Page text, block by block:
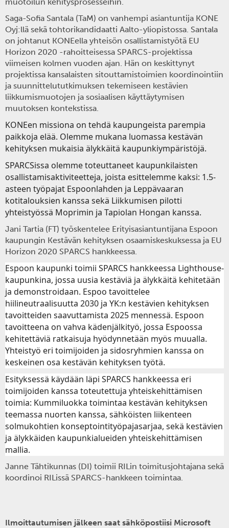
Saga-Sofia Santala (TaM) on vanhempi asiantuntija KONE
Oyj:llä sekä tohtorikandidaatti Aalto-yliopistossa. Santala
on johtanut KONEella yhteisön osallistamistyötä EU
Horizon 2020 -rahoitteisessa SPARCS-projektissa
viimeisen kolmen vuoden ajan. Hän on keskittynyt
projektissa kansalaisten sitouttamistoimien koordinointiin
ja suunnittelututkimuksen tekemiseen kestävien
liikkumismuotojen ja sosiaalisen käyttäytymisen
muutoksen kontekstissa.
KONEen missiona on tehdä kaupungeista parempia
paikkoja elää. Olemme mukana luomassa kestävän
kehityksen mukaisia älykkäitä kaupunkiympäristöjä.
SPARCSissa olemme toteuttaneet kaupunkilaisten
osallistamisaktiviteetteja, joista esittelemme kaksi: 1.5-
asteen työpajat Espoonlahden ja Leppävaaran
kotitalouksien kanssa sekä Liikkumisen pilotti
yhteistyössä Moprimin ja Tapiolan Hongan kanssa.
Jani Tartia (FT) työskentelee Erityisasiantuntijana Espoon
kaupungin Kestävän kehityksen osaamiskeskuksessa ja EU
Horizon 2020 SPARCS hankkeessa.
Espoon kaupunki toimii SPARCS hankkeessa Lighthouse-
kaupunkina, jossa uusia kestäviä ja älykkäitä kehitetään
ja demonstroidaan. Espoo tavoittelee
hiilineutraalisuutta 2030 ja YK:n kestävien kehityksen
tavoitteiden saavuttamista 2025 mennessä. Espoon
tavoitteena on vahva kädenjälkityö, jossa Espoossa
kehitettäviä ratkaisuja hyödynnetään myös muualla.
Yhteistyö eri toimijoiden ja sidosryhmien kanssa on
keskeinen osa kestävän kehityksen työtä.
Esityksessä käydään läpi SPARCS hankkeessa eri
toimijoiden kanssa toteutettuja yhteiskehittämisen
toimia: Kummiluokka toimintaa kestävän kehityksen
teemassa nuorten kanssa, sähköisten liikenteen
solmukohtien konseptointityöpajasarjaa, sekä kestävien
ja älykkäiden kaupunkialueiden yhteiskehittämisen
mallia.
Janne Tähtikunnas (DI) toimii RILin toimitusjohtajana sekä
koordinoi RILissä SPARCS-hankkeen toimintaa.
Ilmoittautumisen jälkeen saat sähköpostiisi Microsoft